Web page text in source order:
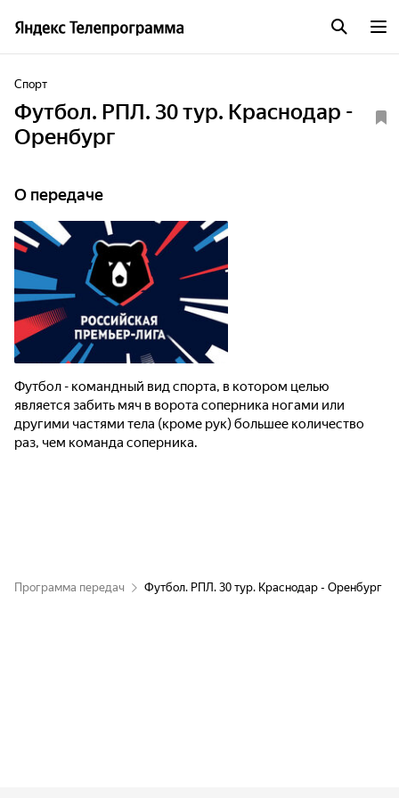
Спорт
Футбол. РПЛ. 30 тур. Краснодар -
Оренбург
О передаче
Футбол - командный вид спорта, в котором целью
является забить мяч в ворота соперника ногами или
другими частями тела (кроме рук) большее количество
раз, чем команда соперника.
Программа передач Футбол. РПЛ. 30 тур. Краснодар - Оренбург